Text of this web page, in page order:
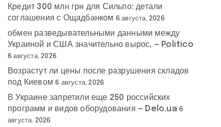
Кредит 300 млн грн для Сильпо: детали
соглашения с Ощадбанком 6 августа, 2026
обмен разведывательными данными между
Украиной и США значительно вырос, — Politico
6 августа, 2026
Возрастут ли цены после разрушения складов
под Киевом 6 августа, 2026
В Украине запретили еще 250 российских
программ и видов оборудования — Delo.ua 6
августа, 2026